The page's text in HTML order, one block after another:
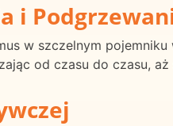
i
w szczelnym
od czasu do czasu,